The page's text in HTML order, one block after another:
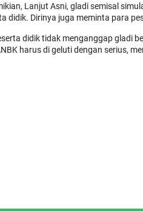
Lanjut Asni, gladi semisal
didik. Dirinya juga meminta para
didik tidak menganggap gladi
harus di geluti dengan serius,